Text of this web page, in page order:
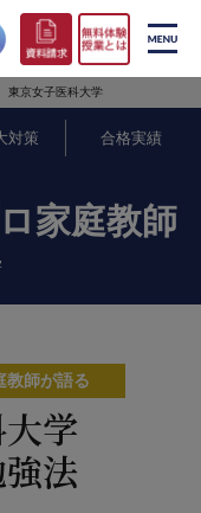
東京女子医科大学
対策 合格実績
家庭教師
教師が語る
学
法